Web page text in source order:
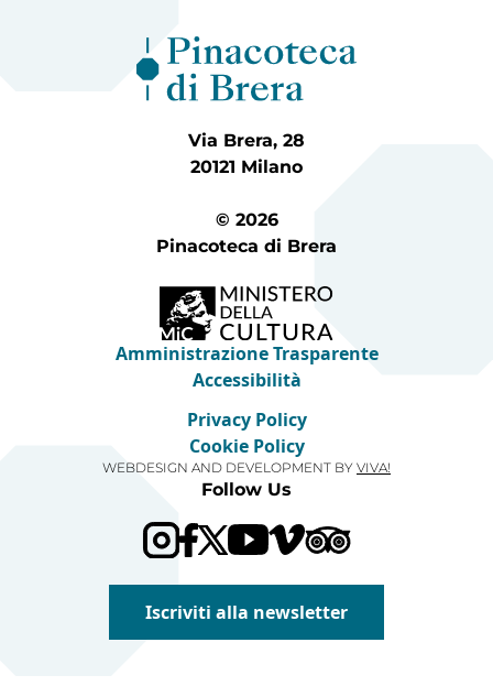
Via Brera, 28
20121 Milano
© 2026
Pinacoteca di Brera
Follow Us
Iscriviti alla newsletter
Amministrazione Trasparente
Accessibilità
Privacy Policy
Cookie Policy
WEBDESIGN AND DEVELOPMENT BY VIVA!